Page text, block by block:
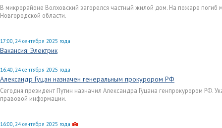
В микрорайоне Волховский загорелся частный жилой дом. На пожаре
Новгородской области.
17:00, 24 сентября 2025 года
Вакансия: Электрик
16:40, 24 сентября 2025 года
Александр Гуцан назначен генеральным прокурором РФ
Сегодня президент Путин назначил Александра Гуцана генпрокурором РФ.
правовой информации.
16:00, 24 сентября 2025 года